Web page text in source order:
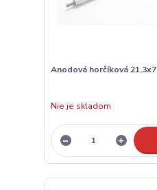
Anodová horčíková
Nie je skladom